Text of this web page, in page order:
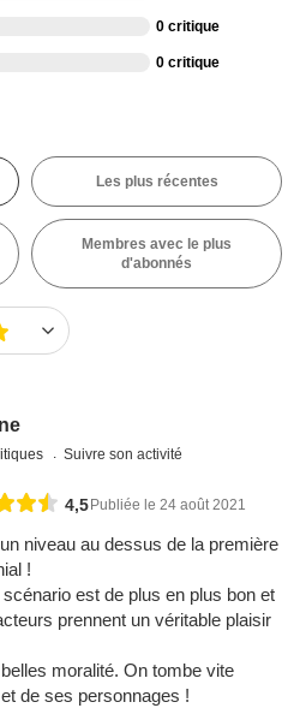
0 critique
0 critique
Les plus récentes
Membres avec le plus
d'abonnés
Suivre son activité
4,5Publiée le 24 août 2021
niveau au dessus de la première
!
est de plus en plus bon et
prennent un véritable plaisir
moralité. On tombe vite
de ses personnages !